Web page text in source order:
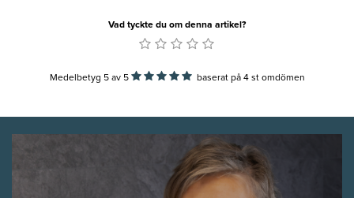
Vad tyckte du om denna artikel?
Medelbetyg 5av 5 baserat på 4st omdömen